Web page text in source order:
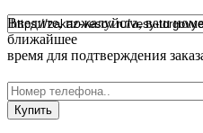
Введите, пожалуйста, ваш
ближайшее
время для подтверждения